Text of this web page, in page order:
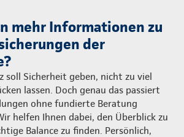
mehr Informationen zu
der
soll Sicherheit geben, nicht zu viel
lassen. Doch genau das passiert
ohne fundierte Beratung
helfen Ihnen dabei, den Überblick zu
Balance zu finden. Persönlich,